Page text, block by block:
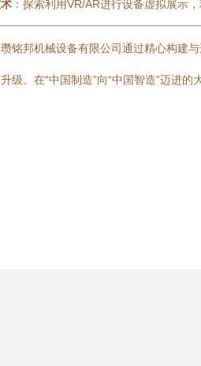
：探索利用VR/AR进行设备虚拟展示
铭邦机械设备有限公司通过精心构建
级。在“中国制造”向“中国智造”迈进